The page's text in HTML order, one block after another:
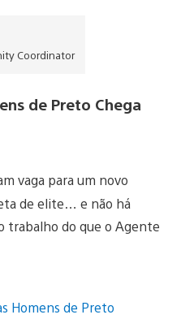
Coordinator
de Preto Chega
vaga para um novo
de elite… e não há
trabalho do que o Agente